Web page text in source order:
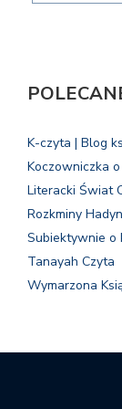
K-czyta | Blog
Koczowniczka
Literacki Świat
Rozkminy
Subiektywnie o
Tanayah Czyta
Wymarzona